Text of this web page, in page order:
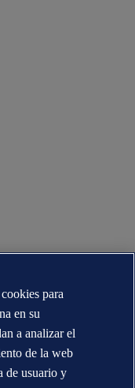
para
en su
a analizar el
de la web
de usuario y